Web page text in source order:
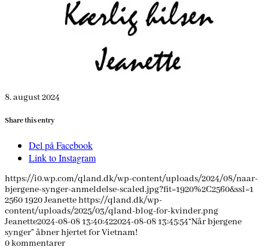
8. august 2024
Share this entry
Del på Facebook
Link to Instagram
https://i0.wp.com/qland.dk/wp-content/uploads/2024/08/naar-
bjergene-synger-anmeldelse-scaled.jpg?fit=1920%2C2560&ssl=1
25601920Jeanettehttps://qland.dk/wp-
content/uploads/2025/03/qland-blog-for-kvinder.png
Jeanette2024-08-08 13:40:422024-08-08 13:45:54“Når bjergene
synger” åbner hjertet for Vietnam!
0kommentarer